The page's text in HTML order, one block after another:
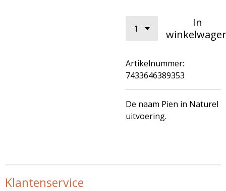
In
Artikelnummer:
7433646389353
De naam Pien in Naturel
uitvoering.
Klantenservice